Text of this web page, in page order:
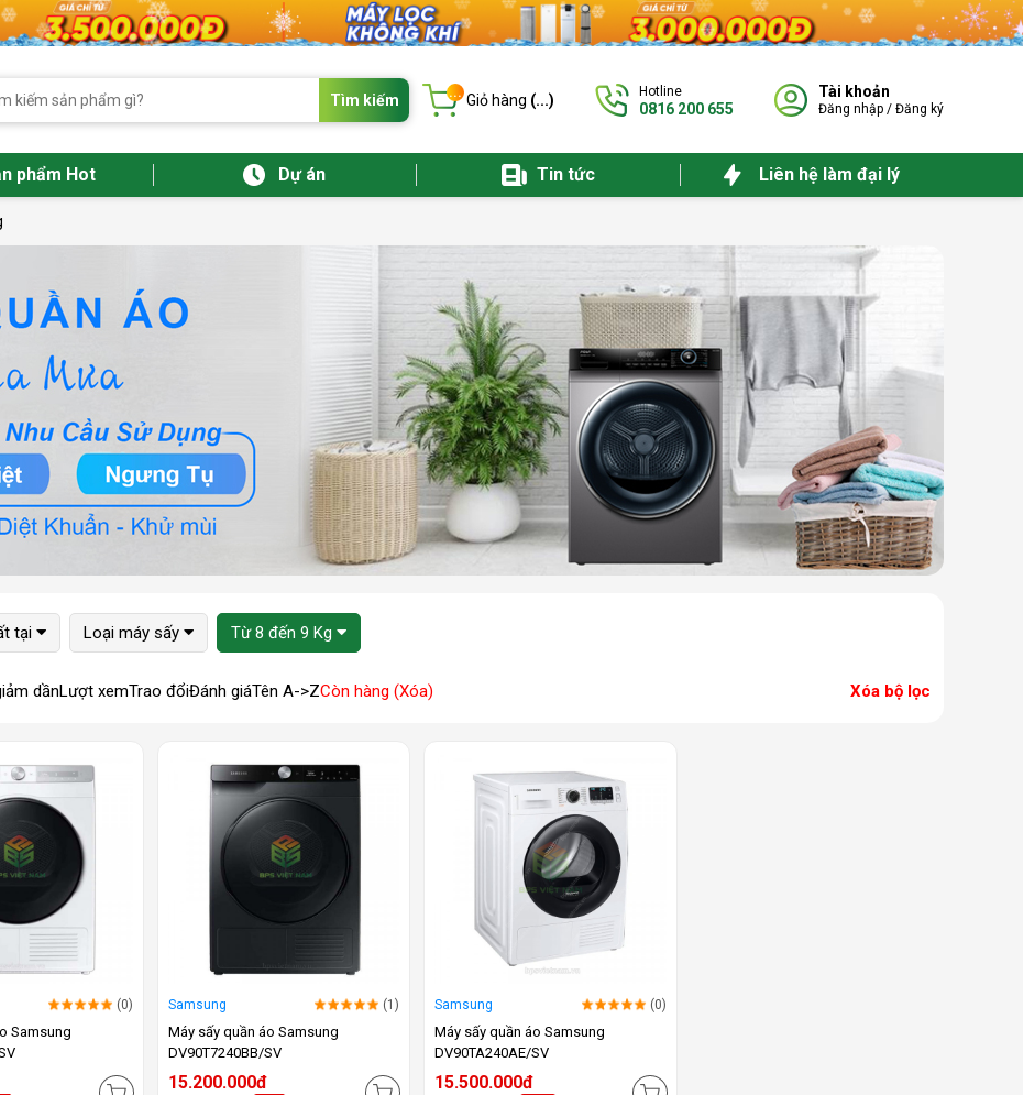
Tìm kiếm ... Giỏ hàng (...) Hotline
0816 200 655
Tài khoản
Đăng nhập / Đăng ký
phẩm Hot Dự án Tin tức Liên hệ làm đại lý
tại Loại máy sấy Từ 8 đến 9 Kg
dầnLượt xemTrao đổiĐánh giáTên A->ZCòn hàng (Xóa) Xóa bộ lọc
(0)
Samsung
Samsung (1)
Máy sấy quần áo Samsung
DV90T7240BB/SV
15.200.000đ
Samsung (0)
Máy sấy quần áo Samsung
DV90TA240AE/SV
15.500.000đ